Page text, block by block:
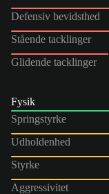
Defensiv bevidsthed
Stående tacklinger
Glidende tacklinger
Fysik
Springstyrke
Udholdenhed
Styrke
Aggressivitet